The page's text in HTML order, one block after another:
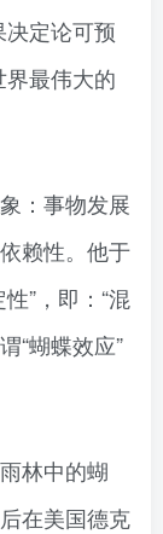
定论可预
最伟大的
：事物发展
赖性。他于
”，即：“混
“蝴蝶效应”
林中的蝴
在美国德克